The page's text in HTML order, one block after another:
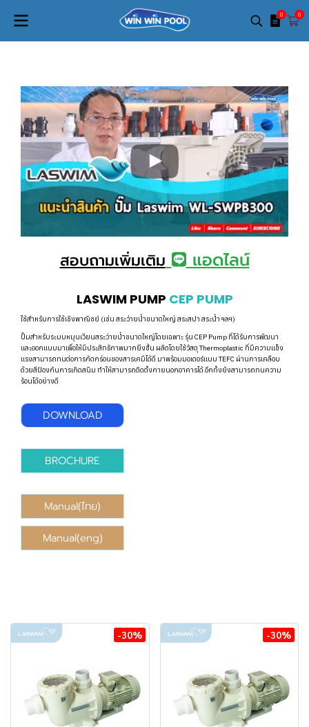
0 0
สอบถามเพิ่มเติม แอดไลน์
LASWIM PUMP CEP PUMP
ใช้สำหรับการใช้เชิงพาณิชย์ (เช่น สระว่ายน้ำขนาดใหญ่ สระสปา สระน้ำ ฯลฯ)
ปั๊มสำหรับระบบหมุนเวียนสระว่ายน้ำขนาดใหญ่โดยเฉพาะ รุ่น CEP Pump ที่ได้รับการพัฒนา
และออกแบบมาเพื่อให้มีประสิทธิภาพมากยิ่งขึ้น ผลิตโดยใช้วัสดุ Thermoplastic ที่มีความแข็ง
แรงสามารถทนต่อการกัดกร่อนของสารเคมีได้ดี มาพร้อมมอเตอร์แบบ TEFC ผ่านการเคลือบ
ด้วยสีป้องกันการเกิดสนิม ทำให้สามารถติดตั้งภายนอกอาคารได้ อีกทั้งยังสามารถทนความ
ร้อนได้อย่างดี
DOWNLOAD
BROCHURE
Manual(ไทย)
Manual(eng)
-30% -30%